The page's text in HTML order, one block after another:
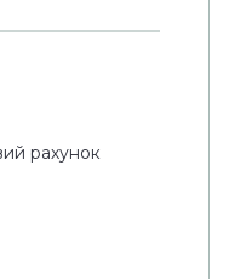
рахунок